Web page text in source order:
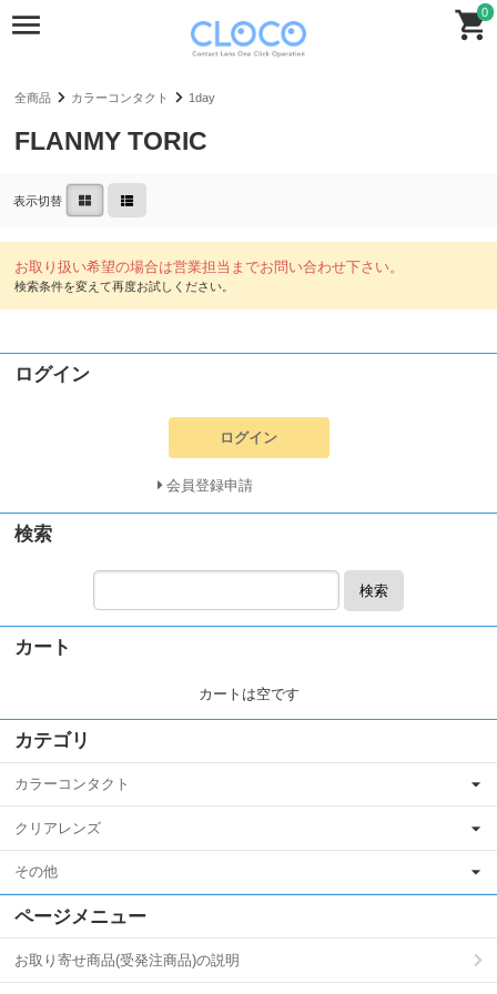
0
全商品 カラーコンタクト 1day
FLANMY TORIC
表示切替
ログイン
ログイン
検索
検索
カート
カートは空です
カテゴリ
カラーコンタクト
クリアレンズ
その他
ページメニュー
お取り寄せ商品(受発注商品)の説明